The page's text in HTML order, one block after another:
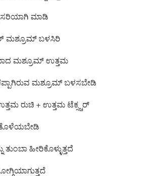
ಮಾಡಿ
ಮಶ್ರೂಮ್ ಬಳಸಿರಿ
ಮಶ್ರೂಮ್ ಉತ್ತಮ
ಮಶ್ರೂಮ್ ಬಳಸಬೇಡಿ
ರುಚಿ + ಉತ್ತಮ ಟೆಕ್ಸ್ಚರ್
ತೊಳೆಯಬೇಡಿ
ಹೀರಿಕೊಳ್ಳುತ್ತದೆ